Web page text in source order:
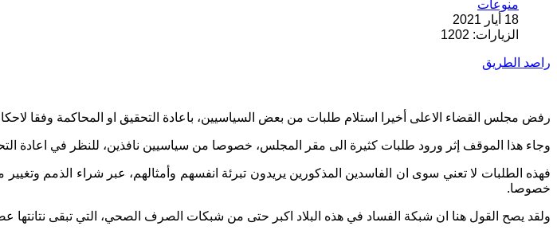
منوعات
18 أيار 2021
الزيارات: 1202
راصد الطريق
رفض مجلس القضاء الاعلى أخيرا استلام طلبات من بعض السياسيين، باعادة التحقيق او المحاكمة وفقا لاحكام المادة (9) من قانون العفو العام رقم 27 لسنة 2016، معتبرا ذلك
وجاء هذا الموقف إثر ورود طلبات كثيرة الى مقر المجلس، خصوصا من سياسيين نافذين، للنظر في اعادة
فهذه الطلبات لا تعني سوى ان الفاسدين المذكورين يريدون تبرئة انفسهم وأمثالهم، عبر شراء الذمم
خصوصا.
ولقد يصح القول هنا ان شبكة الفساد في هذه البلاد اكبر حتى من شبكات الصرف الصحي، التي تبقى